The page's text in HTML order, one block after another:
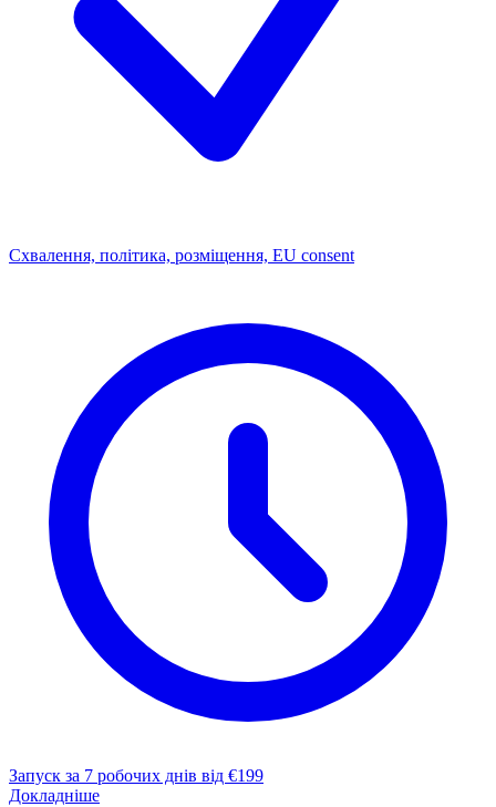
Схвалення, політика, розміщення, EU consent
Запуск за 7 робочих днів від €199
Докладніше